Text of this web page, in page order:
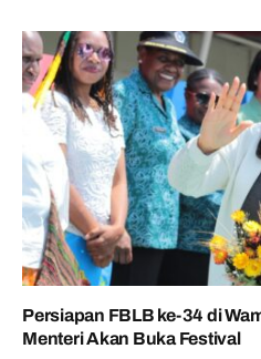
Persiapan FBLB ke-34 di
Menteri Akan Buka Festival